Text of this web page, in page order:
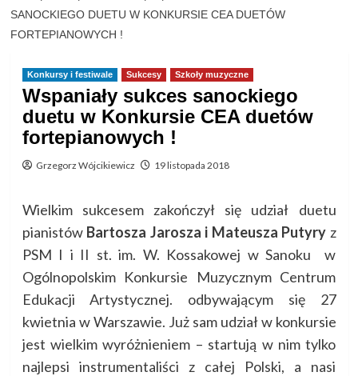
SANOCKIEGO DUETU W KONKURSIE CEA DUETÓW
FORTEPIANOWYCH !
Konkursy i festiwale Sukcesy Szkoły muzyczne
Wspaniały sukces sanockiego
duetu w Konkursie CEA duetów
fortepianowych !
Grzegorz Wójcikiewicz 19 listopada 2018
Wielkim sukcesem zakończył się udział duetu
pianistów Bartosza Jarosza i Mateusza Putyry z
PSM I i II st. im. W. Kossakowej w Sanoku w
Ogólnopolskim Konkursie Muzycznym Centrum
Edukacji Artystycznej. odbywającym się 27
kwietnia w Warszawie. Już sam udział w konkursie
jest wielkim wyróżnieniem – startują w nim tylko
najlepsi instrumentaliści z całej Polski, a nasi